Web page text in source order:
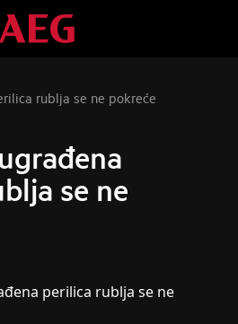
rublja se ne pokreće
se ne
perilica rublja se ne